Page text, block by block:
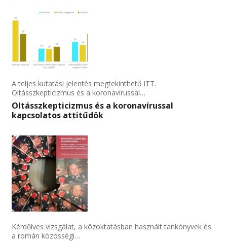
Oltásszkepticizmus és a koronavírussal
kapcsolatos attitűdök
A teljes kutatási jelentés megtekinthető ITT.
Oltásszkepticizmus és a koronavírussal…
Kérdőíves vizsgálat, a közoktatásban használt tankönyvek és
a román közösségi…